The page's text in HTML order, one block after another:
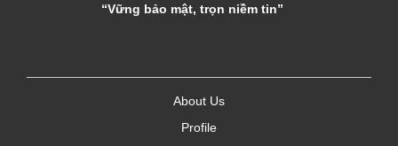
“Vững bảo mật, trọn niềm tin”
About Us
Profile